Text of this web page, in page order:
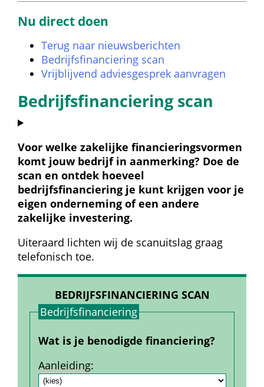
Nu direct doen
Terug naar nieuwsberichten
Bedrijfsfinanciering scan
Vrijblijvend adviesgesprek aanvragen
Bedrijfsfinanciering scan
Voor welke zakelijke financieringsvormen
komt jouw bedrijf in aanmerking? Doe de
scan en ontdek hoeveel
bedrijfsfinanciering je kunt krijgen voor je
eigen onderneming of een andere
zakelijke investering.
Uiteraard lichten wij de scanuitslag graag
telefonisch toe.
BEDRIJFSFINANCIERING SCAN
Bedrijfs­financiering
Wat is je benodigde financiering?
Aanleiding: